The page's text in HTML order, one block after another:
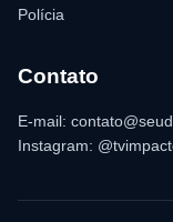
Polícia
Contato
E-mail:
Instagram: